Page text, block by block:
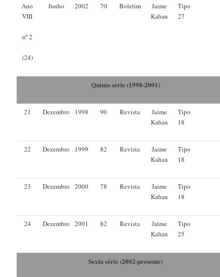
Ano
VIII
nº 2
(24)
Junho 2002 70 Boletim
Jaime
Kahan
Tipo
27
Quinta série (1998-2001)
21 Dezembro 1998 90 Revista
Jaime
Kahan
Tipo
18
22 Dezembro 1999 82 Revista
Jaime
Kahan
Tipo
18
23 Dezembro 2000 78 Revista
Jaime
Kahan
Tipo
18
24 Dezembro 2001 82 Revista
Jaime
Kahan
Tipo
25
Sexta série (2002-presente)